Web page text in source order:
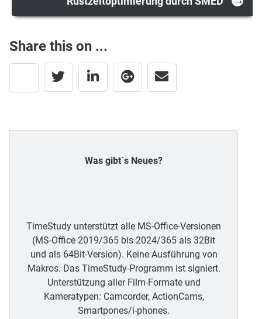
Share this on ...
Was gibt´s Neues?
TimeStudy unterstützt alle MS-Office-Versionen
(MS-Office 2019/365 bis 2024/365 als 32Bit
und als 64Bit-Version). Keine Ausführung von
Makros. Das TimeStudy-Programm ist signiert.
Unterstützung aller Film-Formate und
Kameratypen: Camcorder, ActionCams,
Smartpones/i-phones.